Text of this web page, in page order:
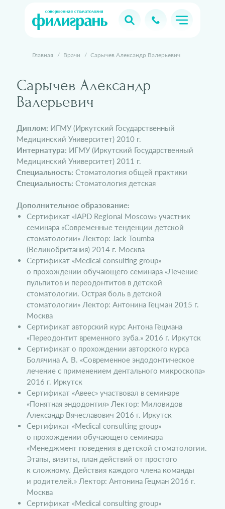
Главная / Врачи / Сарычев Александр Валерьевич
Сарычев Александр
Валерьевич
Диплом: ИГМУ (Иркутский Государственный
Медицинский Университет) 2010 г.
Интернатура: ИГМУ (Иркутский Государственный
Медицинский Университет) 2011 г.
Специальность: Стоматология общей практики
Специальность: Стоматология детская
Дополнительное образование:
Сертификат «IAPD Regional Moscow» участник
семинара «Современные тенденции детской
стоматологии» Лектор: Jack Toumba
(Великобритания) 2014 г. Москва
Сертификат «Medical consulting group»
о прохождении обучающего семинара «Лечение
пульпитов и переодонтитов в детской
стоматологии. Острая боль в детской
стоматологии» Лектор: Антонина Гецман 2015 г.
Москва
Сертификат авторский курс Антона Гецмана
«Переодонтит временного зуба.» 2016 г. Иркутск
Сертификат о прохождении авторского курса
Болячина А. В. «Современное эндодонтическое
лечение с применением дентального микроскопа»
2016 г. Иркутск
Сертификат «Авеес» участвовал в семинаре
«Понятная эндодонтия» Лектор: Миловидов
Александр Вячеславович 2016 г. Иркутск
Сертификат «Medical consulting group»
о прохождении обучающего семинара
«Менеджмент поведения в детской стоматологии.
Этапы, визиты, план действий от простого
к сложному. Действия каждого члена команды
и родителей.» Лектор: Антонина Гецман 2016 г.
Москва
Сертификат «Medical consulting group»